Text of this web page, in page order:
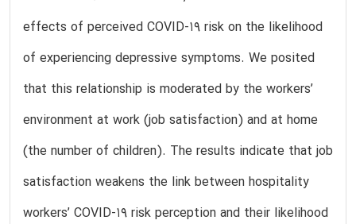
effects of perceived COVID-19 risk on the likelihood
of experiencing depressive symptoms. We posited
that this relationship is moderated by the workers’
environment at work (job satisfaction) and at home
(the number of children). The results indicate that job
satisfaction weakens the link between hospitality
workers’ COVID-19 risk perception and their likelihood